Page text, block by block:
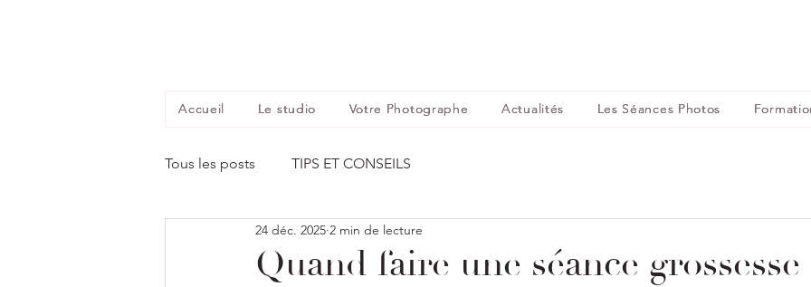
Accueil Le studio Votre Photographe Actualités Les Séances Photos
Tous les posts TIPS ET CONSEILS
Quand faire une séance grossesse
24 déc. 2025 2 min de lecture